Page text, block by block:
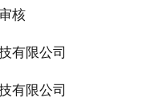
核
有限公司
有限公司